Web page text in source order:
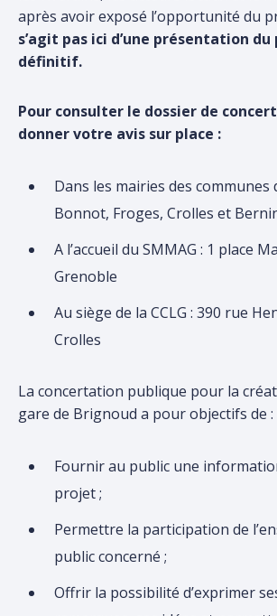
après avoir exposé l’opportunité du
s’agit pas ici d’une présentation
définitif.
Pour consulter le dossier de
donner votre avis sur place :
Dans les mairies des communes
Bonnot, Froges, Crolles et
A l’accueil du SMMAG : 1 place
Grenoble
Au siège de la CCLG : 390 rue
Crolles
La concertation publique pour la
gare de Brignoud a pour objectifs de :
Fournir au public une
projet ;
Permettre la participation de
public concerné ;
Offrir la possibilité d’exprimer